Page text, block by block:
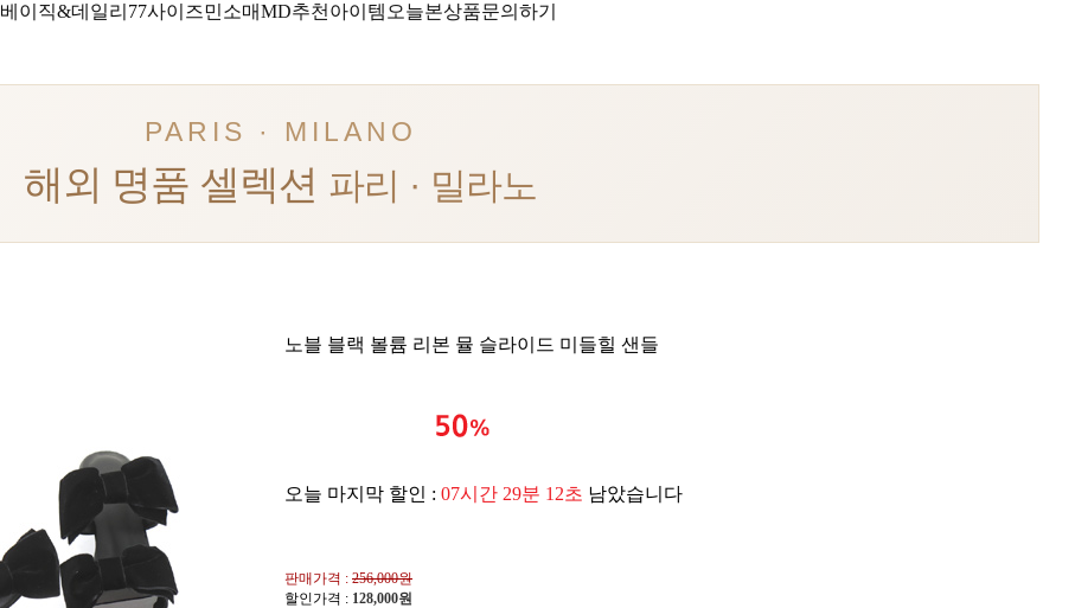
베이직&데일리 77사이즈민소매MD추천아이템 오늘본상품문의하기
PARIS · MILANO
해외 명품 셀렉션 파리 · 밀라노
노블 블랙 볼륨 리본 뮬 슬라이드 미들힐 샌들
오늘 마지막 할인 : 07시간 29분 11초 남았습니다
판매가격 : 256,000원
할인가격 : 128,000원